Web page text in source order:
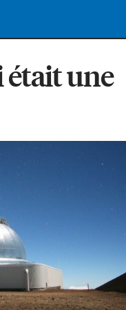
était une